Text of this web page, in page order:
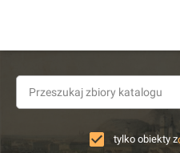
tylko obiekty z